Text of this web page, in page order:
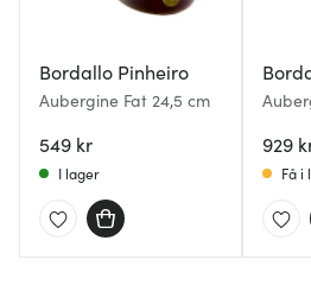
Bordallo Pinheiro
Aubergine Fat 24,5 cm
549 kr
I lager
lila/
929
Få i